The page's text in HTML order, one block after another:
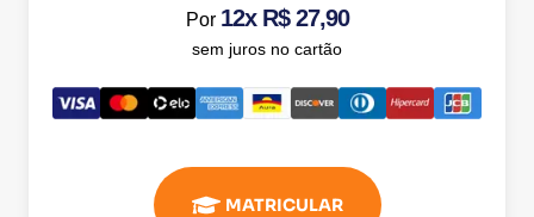
Por 12x R$ 27,90
sem juros no cartão
MATRICULAR